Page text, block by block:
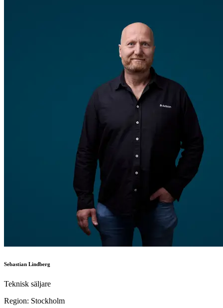
Sebastian Lindberg
Teknisk säljare
Region: Stockholm